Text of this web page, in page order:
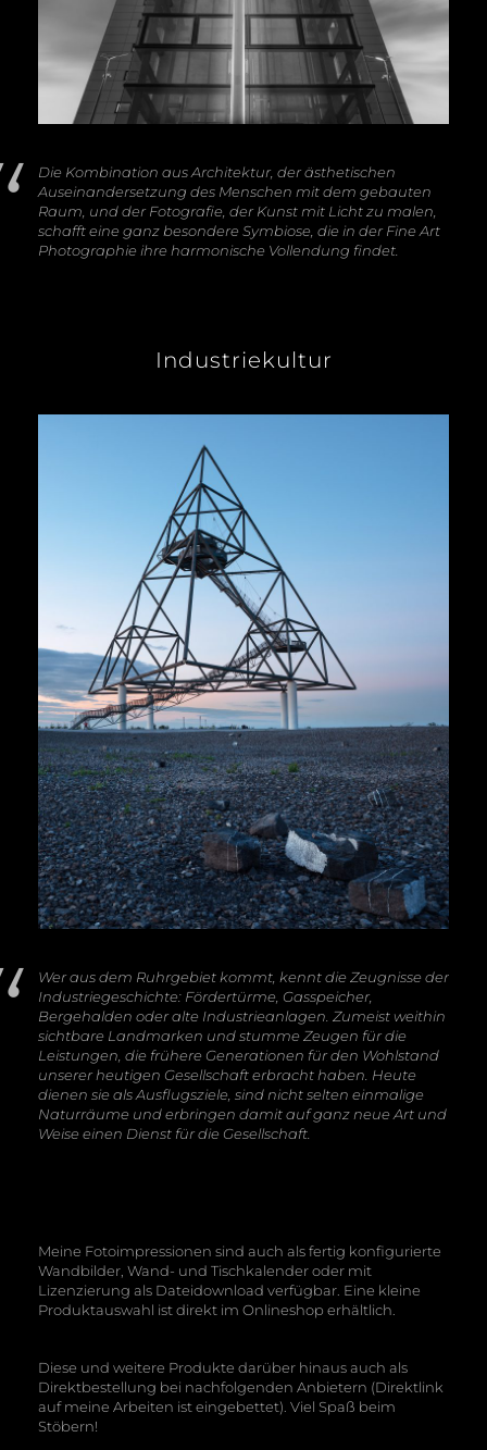
Die Kombination aus Architektur, der ästhetischen
Auseinandersetzung des Menschen mit dem gebauten
Raum, und der Fotografie, der Kunst mit Licht zu malen,
schafft eine ganz besondere Symbiose, die in der Fine Art
Photographie ihre harmonische Vollendung findet.
Industriekultur
Wer aus dem Ruhrgebiet kommt, kennt die Zeugnisse der
Industriegeschichte: Fördertürme, Gasspeicher,
Bergehalden oder alte Industrieanlagen. Zumeist weithin
sichtbare Landmarken und stumme Zeugen für die
Leistungen, die frühere Generationen für den Wohlstand
unserer heutigen Gesellschaft erbracht haben. Heute
dienen sie als Ausflugsziele, sind nicht selten einmalige
Naturräume und erbringen damit auf ganz neue Art und
Weise einen Dienst für die Gesellschaft.
Meine Fotoimpressionen sind auch als fertig konfigurierte
Wandbilder, Wand- und Tischkalender oder mit
Lizenzierung als Dateidownload verfügbar. Eine kleine
Produktauswahl ist direkt im Onlineshop erhältlich.
Diese und weitere Produkte darüber hinaus auch als
Direktbestellung bei nachfolgenden Anbietern (Direktlink
auf meine Arbeiten ist eingebettet). Viel Spaß beim
Stöbern!